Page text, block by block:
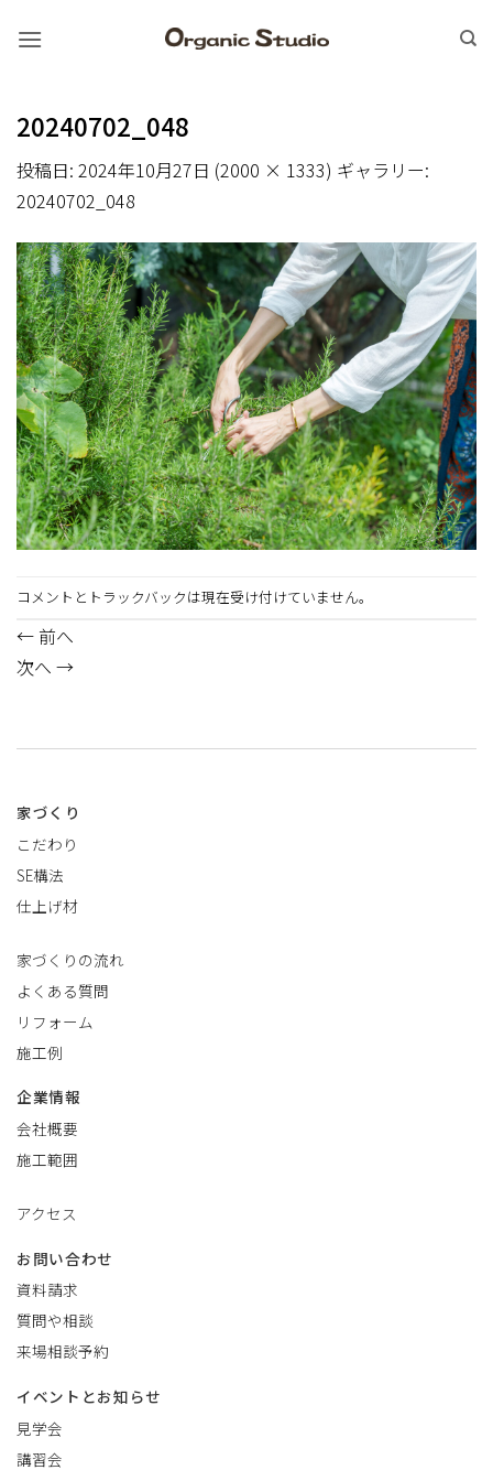
20240702_048
投稿日: 2024年10月27日 (2000 × 1333) ギャラリー:
20240702_048
コメントとトラックバックは現在受け付けていません。
← 前へ
次へ →
家づくり
こだわり
SE構法
仕上げ材
家づくりの流れ
よくある質問
リフォーム
施工例
企業情報
会社概要
施工範囲
アクセス
お問い合わせ
資料請求
質問や相談
来場相談予約
イベントとお知らせ
見学会
講習会